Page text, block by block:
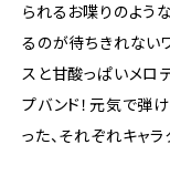
られるお喋りのよう
るのが待ちきれない
スと甘酸っぱいメロ
プバンド！元気で弾
った、それぞれキャ